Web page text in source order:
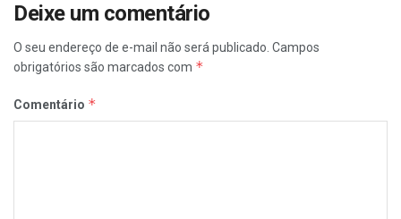
Deixe um comentário
O seu endereço de e-mail não será publicado. Campos
obrigatórios são marcados com *
Comentário *